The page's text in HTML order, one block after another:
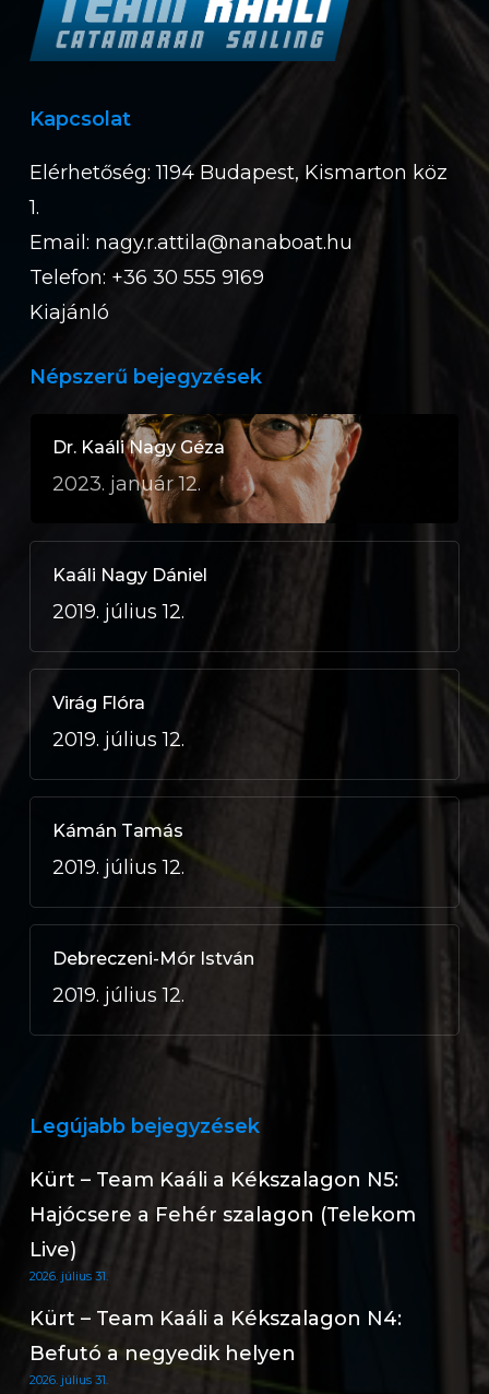
Kapcsolat
Elérhetőség: 1194 Budapest, Kismarton köz
1.
Email: nagy.r.attila@nanaboat.hu
Telefon: +36 30 555 9169
Kiajánló
Népszerű bejegyzések
Dr. Kaáli Nagy Géza
2023. január 12.
Kaáli Nagy Dániel
2019. július 12.
Virág Flóra
2019. július 12.
Kámán Tamás
2019. július 12.
Debreczeni-Mór István
2019. július 12.
Legújabb bejegyzések
Kürt – Team Kaáli a Kékszalagon N5:
Hajócsere a Fehér szalagon (Telekom
Live)
2026. július 31.
Kürt – Team Kaáli a Kékszalagon N4:
Befutó a negyedik helyen
2026. július 31.